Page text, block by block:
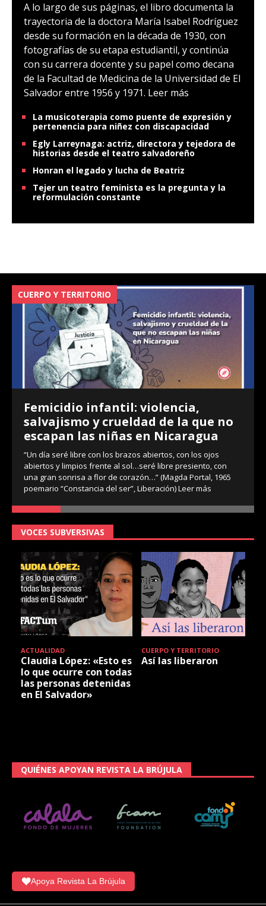
A lo largo de sus páginas, el libro documenta la
trayectoria de la doctora María Isabel Rodríguez
desde su formación en la década de 1930, con
fotografías de su etapa estudiantil, y continúa
con su carrera docente y su papel como decana
de la Facultad de Medicina de la Universidad de El
Salvador entre 1956 y 1971. Leer más
La musicoterapia como puente de expresión y
pertenencia para niñez con discapacidad
Egly Larreynaga: actriz, directora y tejedora de
historias desde el teatro salvadoreño
Honran el legado y lucha de Beatriz
Tejer un teatro feminista es la pregunta y la
reformulación constante
CUERPO Y TERRITORIO
Femicidio infantil: violencia,
salvajismo y crueldad de la que no
escapan las niñas en Nicaragua
“Un día seré libre con los brazos abiertos, con los ojos
abiertos y limpios frente al sol…seré libre presiento, con
una gran sonrisa a flor de corazón…” (Magda Portal, 1965
poemario “Constancia del ser”, Liberación)Leer más
VOCES SUBVERSIVAS
ACTUALIDAD
Claudia López: «Esto es
lo que ocurre con todas
las personas detenidas
en El Salvador»
CUERPO Y TERRITORIO
Así las liberaron
QUIÉNES APOYAN REVISTA LA BRÚJULA
Apoya Revista La Brújula